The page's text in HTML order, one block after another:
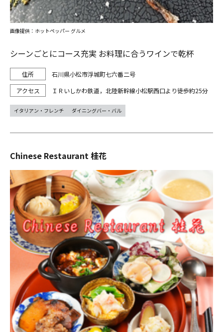
シーンごとにコース充実 お料理に合うワインで乾杯
石川県小松市浮城町七六番二号
ＩＲいしかわ鉄道，北陸新幹線小松駅西口より徒歩約25分
画像提供：ホットペッパー グルメ
イタリアン・フレンチ ダイニングバー・バル
Chinese Restaurant 桂花